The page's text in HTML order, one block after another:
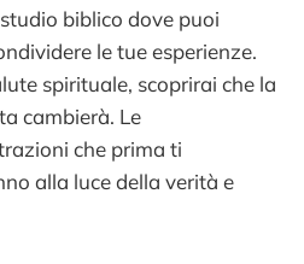
biblico dove puoi
le tue esperienze.
spirituale, scoprirai che la
cambierà. Le
che prima ti
alla luce della verità e